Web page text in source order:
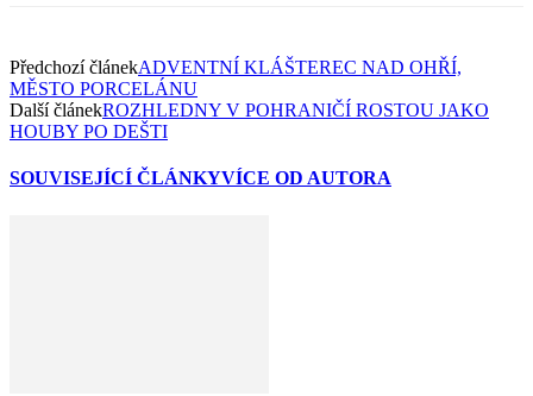
Předchozí článekADVENTNÍ KLÁŠTEREC NAD OHŘÍ,
MĚSTO PORCELÁNU
Další článekROZHLEDNY V POHRANIČÍ ROSTOU JAKO
HOUBY PO DEŠTI
SOUVISEJÍCÍ ČLÁNKYVÍCE OD AUTORA